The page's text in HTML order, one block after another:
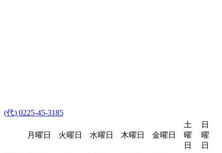
(代) 0225-45-3185
月曜日 火曜日 水曜日 木曜日 金曜日
土
曜
日
日
曜
日